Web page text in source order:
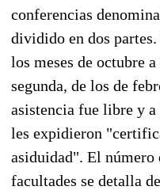
conferencias
dividido en dos
los meses de octubre
segunda, de los de
asistencia fue libre y
les expidieron
asiduidad". El número
facultades se detalla